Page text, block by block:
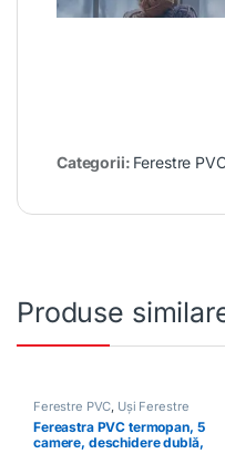
Categorii: Ferestre
Produse
Ferestre PVC, Uși Ferestre
Fereastra PVC termopan, 5
camere, deschidere dublă,